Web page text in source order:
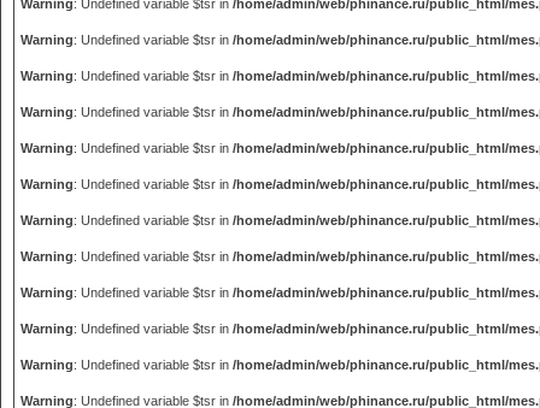
Warning: Undefined variable $tsr in /home/admin/web/phinance.ru/public_html/
Warning: Undefined variable $tsr in /home/admin/web/phinance.ru/public_html/
Warning: Undefined variable $tsr in /home/admin/web/phinance.ru/public_html/
Warning: Undefined variable $tsr in /home/admin/web/phinance.ru/public_html/
Warning: Undefined variable $tsr in /home/admin/web/phinance.ru/public_html/
Warning: Undefined variable $tsr in /home/admin/web/phinance.ru/public_html/
Warning: Undefined variable $tsr in /home/admin/web/phinance.ru/public_html/
Warning: Undefined variable $tsr in /home/admin/web/phinance.ru/public_html/
Warning: Undefined variable $tsr in /home/admin/web/phinance.ru/public_html/
Warning: Undefined variable $tsr in /home/admin/web/phinance.ru/public_html/
Warning: Undefined variable $tsr in /home/admin/web/phinance.ru/public_html/
Warning: Undefined variable $tsr in /home/admin/web/phinance.ru/public_html/